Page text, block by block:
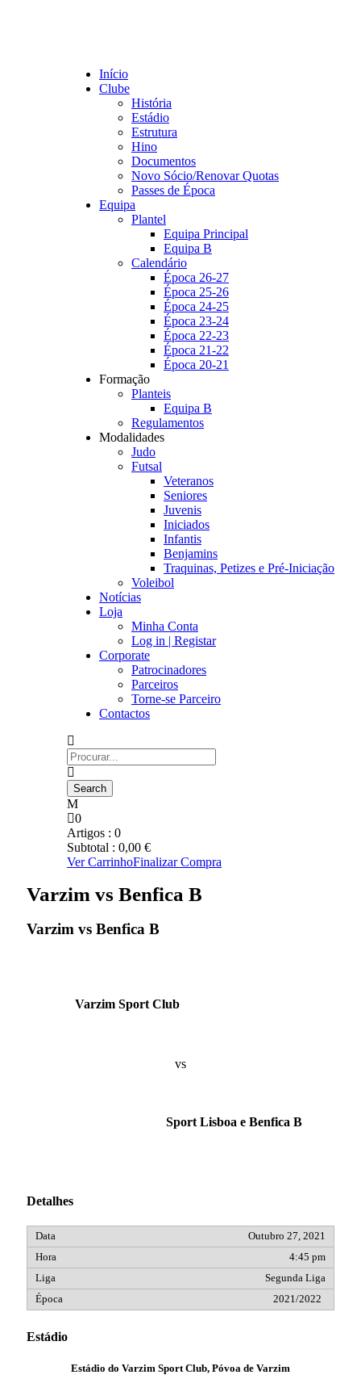
Início
Clube
História
Estádio
Estrutura
Hino
Documentos
Novo Sócio/Renovar Quotas
Passes de Época
Equipa
Plantel
Equipa Principal
Equipa B
Calendário
Época 26-27
Época 25-26
Época 24-25
Época 23-24
Época 22-23
Época 21-22
Época 20-21
Formação
Planteis
Equipa B
Regulamentos
Modalidades
Judo
Futsal
Veteranos
Seniores
Juvenis
Iniciados
Infantis
Benjamins
Traquinas, Petizes e Pré-Iniciação
Voleibol
Notícias
Loja
Minha Conta
Log in | Registar
Corporate
Patrocinadores
Parceiros
Torne-se Parceiro
Contactos
0
Artigos : 0
Subtotal : 0,00 €
Ver CarrinhoFinalizar Compra
Varzim vs Benfica B
Varzim vs Benfica B
Varzim Sport Club
vs
Sport Lisboa e Benfica B
Detalhes
Outubro 27, 2021
4:45 pm
Segunda Liga
2021/2022
Estádio
Estádio do Varzim Sport Club, Póvoa de Varzim